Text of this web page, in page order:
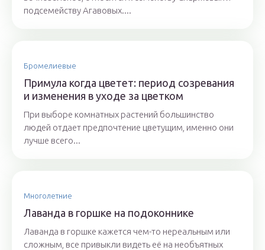
подсемейству Агавовых....
Бромелиевые
Примула когда цветет: период созревания
и изменения в уходе за цветком
При выборе комнатных растений большинство
людей отдает предпочтение цветущим, именно они
лучше всего...
Многолетние
Лаванда в горшке на подоконнике
Лаванда в горшке кажется чем-то нереальным или
сложным, все привыкли видеть её на необъятных